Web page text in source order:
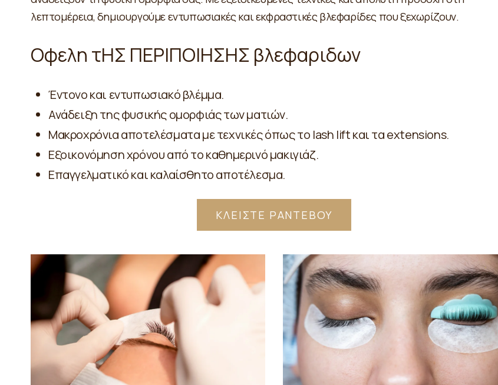
λεπτομέρεια, δημιουργούμε εντυπωσιακές και εκφραστικές βλεφαρίδες που ξεχωρίζουν.
Οφελη τΗΣ ΠΕΡΙΠΟΙΗΣΗΣ βλεφαριδων
Έντονο και εντυπωσιακό βλέμμα.
Ανάδειξη της φυσικής ομορφιάς των ματιών.
Μακροχρόνια αποτελέσματα με τεχνικές όπως το lash lift και τα extensions.
Εξοικονόμηση χρόνου από το καθημερινό μακιγιάζ.
Επαγγελματικό και καλαίσθητο αποτέλεσμα.
ΚΛΕΙΣΤΕ ΡΑΝΤΕΒΟΥ